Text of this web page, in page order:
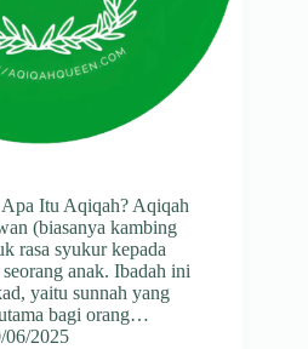
Itu Aqiqah? Aqiqah
(biasanya kambing
rasa syukur kepada
anak. Ibadah ini
yaitu sunnah yang
bagi orang…
06/2025